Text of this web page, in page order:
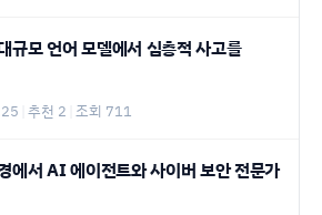
규모 언어 모델에서 심층적 사고를
추천 2 조회 711
에서 AI 에이전트와 사이버 보안 전문가